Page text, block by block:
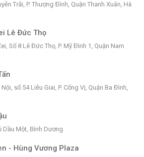
Trãi, P. Thượng Đình, Quận Thanh Xuân, Hà
Lê Đức Thọ
Số 8 Lê Đức Thọ, P. Mỹ Đình 1, Quận Nam
số 54 Liễu Giai, P. Cống Vị, Quận Ba Đình,
Dầu Một, Bình Dương
- Hùng Vương Plaza